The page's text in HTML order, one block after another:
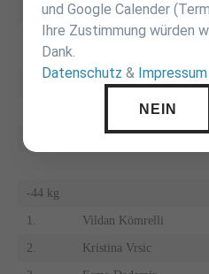
Akos Dusa
Vladut
Szabolcs Gombar
-44 kg
1. Vildan Kömrelli
2. Kristina Vrsic
und Google Calender
Ihre Zustimmung würden
Dank.
Datenschutz & Impressum
NEIN